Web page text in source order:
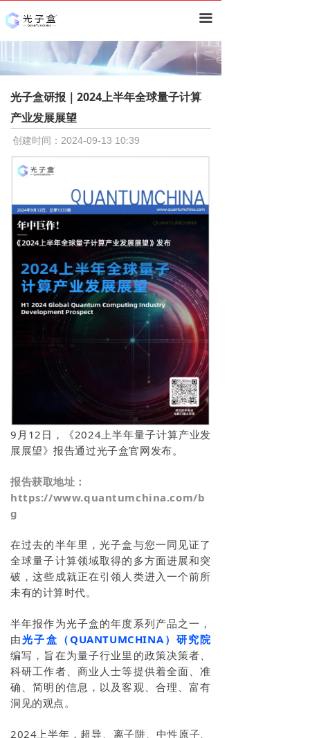
끀
首页
深度
技术分析
ꀂ 行业分析
研究报告
ꀂ 量子计算
ꀂ 量子通信&安全
量子精密测量
其他
9月12日，《2024上半年量子计算产业发
展展望》报告通过光子盒官网发布。
报告获取地址：
https://www.quantumchina.com/b
g
在过去的半年里，光子盒与您一同见证了
全球量子计算领域取得的多方面进展和突
破，这些成就正在引领人类进入一个前所
未有的计算时代。
半年报作为光子盒的年度系列产品之一，
由光子盒（QUANTUMCHINA）研究院
编写，旨在为量子行业里的政策决策者、
科研工作者、商业人士等提供着全面、准
确、简明的信息，以及客观、合理、富有
洞见的观点。
2024上半年，超导、离子阱、中性原子、
光子盒研报｜2024上半年全球量子计算
产业发展展望
创建时间： 2024-09-13 10:39